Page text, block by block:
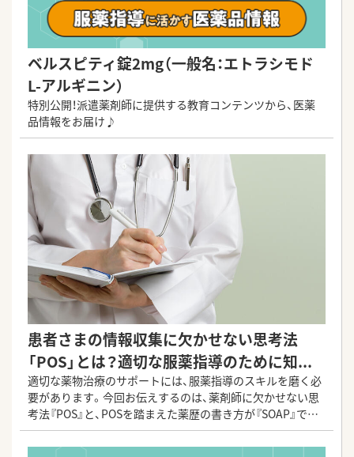
ベルスピティ錠2mg（一般名：エトラシモド
L-アルギニン）
特別公開！派遣薬剤師に提供する教育コンテンツから、医薬
品情報をお届け♪
患者さまの情報収集に欠かせない思考法
「POS」とは？適切な服薬指導のために知...
適切な薬物治療のサポートには、服薬指導のスキルを磨く必
要があります。今回お伝えするのは、薬剤師に欠かせない思
考法『POS』と、POSを踏まえた薬歴の書き方が『SOAP』で
す。事例を交えつつ詳しくご紹介していきます。